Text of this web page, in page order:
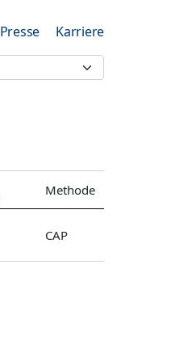
Presse Karriere
Methode
CAP